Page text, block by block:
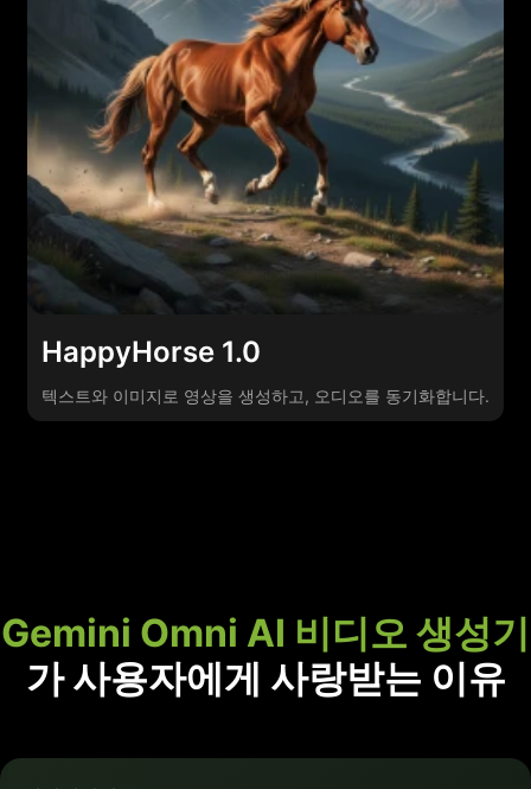
HappyHorse 1.0
텍스트와 이미지로 영상을 생성하고, 오디오를 동기화합니다.
Gemini Omni AI 비디오 생성기
가 사용자에게 사랑받는 이유